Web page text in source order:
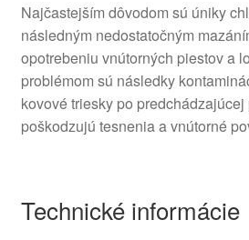
Najčastejším dôvodom sú úniky
následným nedostatočným
opotrebeniu vnútorných piestov a
problémom sú následky
kovové triesky po predchádzajúcej
poškodzujú tesnenia a vnútorné
Technické informácie